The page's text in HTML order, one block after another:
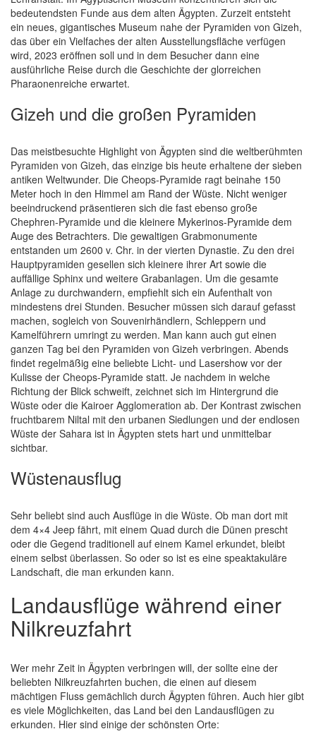
bedeutendsten Funde aus dem alten Ägypten. Zurzeit entsteht
ein neues, gigantisches Museum nahe der Pyramiden von Gizeh,
das über ein Vielfaches der alten Ausstellungsfläche verfügen
wird, 2023 eröffnen soll und in dem Besucher dann eine
ausführliche Reise durch die Geschichte der glorreichen
Pharaonenreiche erwartet.
Gizeh und die großen Pyramiden
Das meistbesuchte Highlight von Ägypten sind die weltberühmten
Pyramiden von Gizeh, das einzige bis heute erhaltene der sieben
antiken Weltwunder. Die Cheops-Pyramide ragt beinahe 150
Meter hoch in den Himmel am Rand der Wüste. Nicht weniger
beeindruckend präsentieren sich die fast ebenso große
Chephren-Pyramide und die kleinere Mykerinos-Pyramide dem
Auge des Betrachters. Die gewaltigen Grabmonumente
entstanden um 2600 v. Chr. in der vierten Dynastie. Zu den drei
Hauptpyramiden gesellen sich kleinere ihrer Art sowie die
auffällige Sphinx und weitere Grabanlagen. Um die gesamte
Anlage zu durchwandern, empfiehlt sich ein Aufenthalt von
mindestens drei Stunden. Besucher müssen sich darauf gefasst
machen, sogleich von Souvenirhändlern, Schleppern und
Kamelführern umringt zu werden. Man kann auch gut einen
ganzen Tag bei den Pyramiden von Gizeh verbringen. Abends
findet regelmäßig eine beliebte Licht- und Lasershow vor der
Kulisse der Cheops-Pyramide statt. Je nachdem in welche
Richtung der Blick schweift, zeichnet sich im Hintergrund die
Wüste oder die Kairoer Agglomeration ab. Der Kontrast zwischen
fruchtbarem Niltal mit den urbanen Siedlungen und der endlosen
Wüste der Sahara ist in Ägypten stets hart und unmittelbar
sichtbar.
Wüstenausflug
Sehr beliebt sind auch Ausflüge in die Wüste. Ob man dort mit
dem 4×4 Jeep fährt, mit einem Quad durch die Dünen prescht
oder die Gegend traditionell auf einem Kamel erkundet, bleibt
einem selbst überlassen. So oder so ist es eine speaktakuläre
Landschaft, die man erkunden kann.
Landausflüge während einer
Nilkreuzfahrt
Wer mehr Zeit in Ägypten verbringen will, der sollte eine der
beliebten Nilkreuzfahrten buchen, die einen auf diesem
mächtigen Fluss gemächlich durch Ägypten führen. Auch hier gibt
es viele Möglichkeiten, das Land bei den Landausflügen zu
erkunden. Hier sind einige der schönsten Orte: